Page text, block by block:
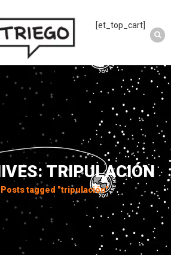
[et_top_cart]
TRIPULACIÓN
Posts tagged "tripulación"